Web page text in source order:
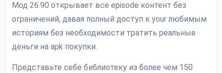
Мод 26.90 открывает все episode контент без
ограничений, давая полный доступ к your любимым
историям без необходимости тратить реальные
деньги на apk покупки.
Представьте себе библиотеку из более чем 150